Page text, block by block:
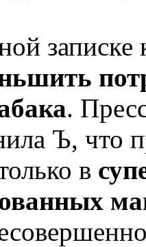
записке
.
Ъ, что
в